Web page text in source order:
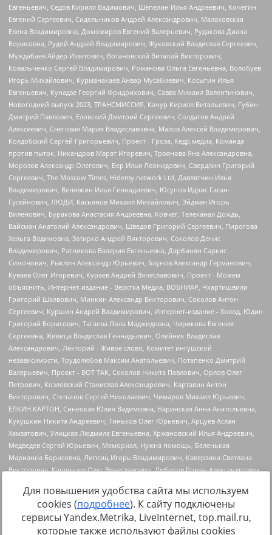
Источник:https://minjust.gov.ru/uploaded/files/reestr-
Для повышения удобства сайта мы используем
cookies (подробнее). К сайту подключены
сервисы Yandex.Metrika, LiveInternet, top.mail.ru,
которые также используют файлы cookies